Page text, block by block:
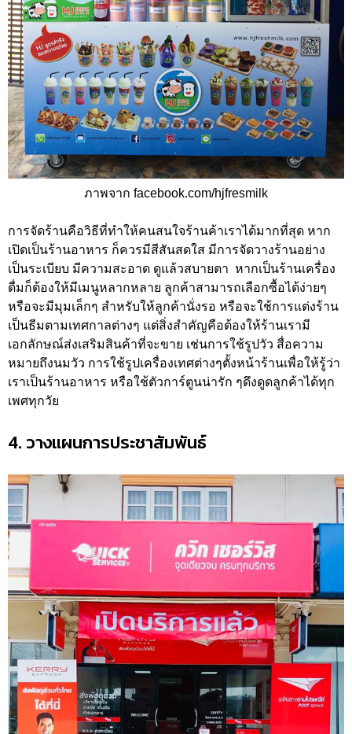
ภาพจาก facebook.com/hjfresmilk
การจัดร้านคือวิธีที่ทำให้คนสนใจร้านค้าเราได้มากที่สุด หาก
เปิดเป็นร้านอาหาร ก็ควรมีสีสันสดใส มีการจัดวางร้านอย่าง
เป็นระเบียบ มีความสะอาด ดูแล้วสบายตา หากเป็นร้านเครื่อง
ดื่มก็ต้องให้มีเมนูหลากหลาย ลูกค้าสามารถเลือกซื้อได้ง่ายๆ
หรือจะมีมุมเล็กๆ สำหรับให้ลูกค้านั่งรอ หรือจะใช้การแต่งร้าน
เป็นธีมตามเทศกาลต่างๆ แต่สิ่งสำคัญคือต้องให้ร้านเรามี
เอกลักษณ์ส่งเสริมสินค้าที่จะขาย เช่นการใช้รูปวัว สื่อความ
หมายถึงนมวัว การใช้รูปเครื่องเทศต่างๆตั้งหน้าร้านเพื่อให้รู้ว่า
เราเป็นร้านอาหาร หรือใช้ตัวการ์ตูนน่ารัก ๆดึงดูดลูกค้าได้ทุก
เพศทุกวัย
4. วางแผนการประชาสัมพันธ์